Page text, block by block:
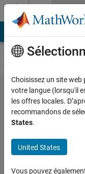
Passer au contenu
Problem
42516.
Calculate
Simple
Intrest
for given
Choisissez un site
votre langue (lorsqu'il
les offres locales.
recommandons de
States.
United States
Vous pouvez